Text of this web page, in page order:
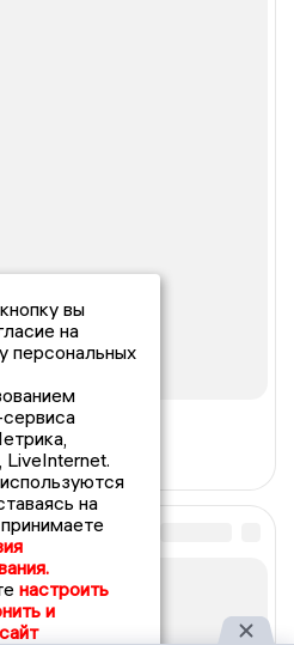
вы
на
персональных
LiveInternet.
на
настроить
и